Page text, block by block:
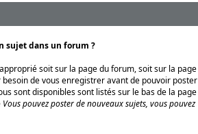
sujet dans un forum ?
soit sur la page du forum, soit sur la page
de vous enregistrer avant de pouvoir poster
sont disponibles sont listés sur le bas de la page
Vous pouvez poster de nouveaux sujets, vous pouvez